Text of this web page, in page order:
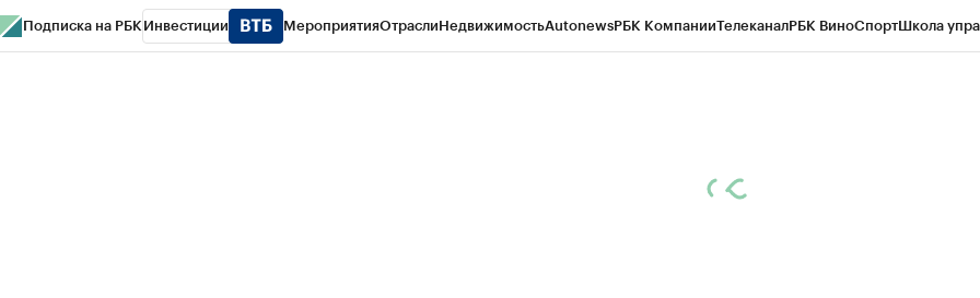
Подписка на РБК Инвестиции МероприятияОтраслиНедвижимостьAutonewsРБК КомпанииТелеканалРБК ВиноСпортШкола